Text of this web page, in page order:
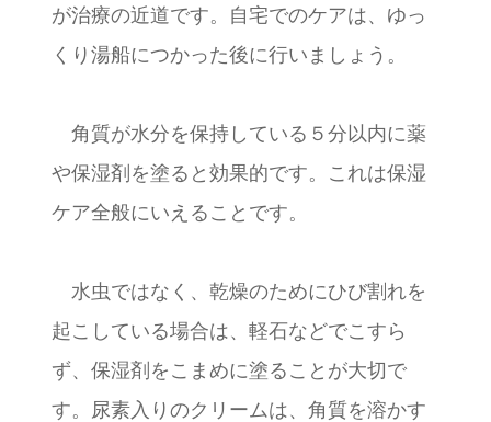
が治療の近道です。自宅でのケアは、ゆっ
くり湯船につかった後に行いましょう。
角質が水分を保持している５分以内に薬
や保湿剤を塗ると効果的です。これは保湿
ケア全般にいえることです。
水虫ではなく、乾燥のためにひび割れを
起こしている場合は、軽石などでこすら
ず、保湿剤をこまめに塗ることが大切で
す。尿素入りのクリームは、角質を溶かす